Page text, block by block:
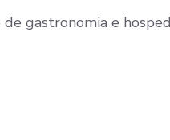
gastronomia e